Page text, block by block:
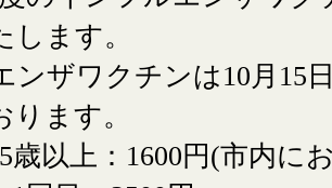
します。
ンザワクチンは10月15
ります。
以上：1600円(市内に